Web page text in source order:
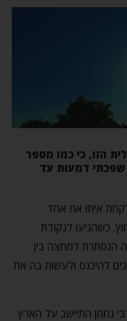
הזו, כי כמו מספר
דמעות עד
איתו את אחד
כשהגיעו לנקודת
למחצה בין
להיכנס ולעשות בה את
התיישב על הארץ